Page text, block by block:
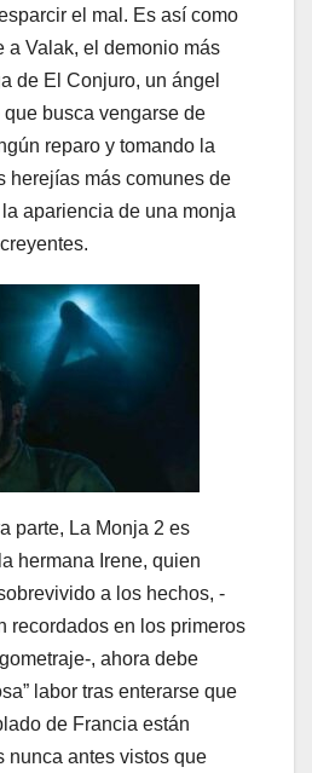
el mal. Es así como
a Valak, el demonio más
de El Conjuro, un ángel
busca vengarse de
reparo y tomando la
herejías más comunes de
apariencia de una monja
parte, La Monja 2 es
hermana Irene, quien
a los hechos, -
recordados en los primeros
, ahora debe
labor tras enterarse que
de Francia están
nunca antes vistos que